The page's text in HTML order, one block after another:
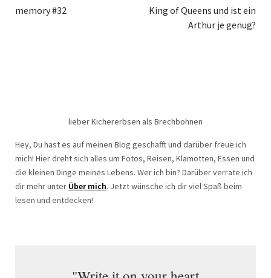
memory #32
King of Queens und ist ein
Arthur je genug?
lieber Kichererbsen als Brechbohnen
Hey, Du hast es auf meinen Blog geschafft und darüber freue ich
mich! Hier dreht sich alles um Fotos, Reisen, Klamotten, Essen und
die kleinen Dinge meines Lebens. Wer ich bin? Darüber verrate ich
dir mehr unter Über mich. Jetzt wünsche ich dir viel Spaß beim
lesen und entdecken!